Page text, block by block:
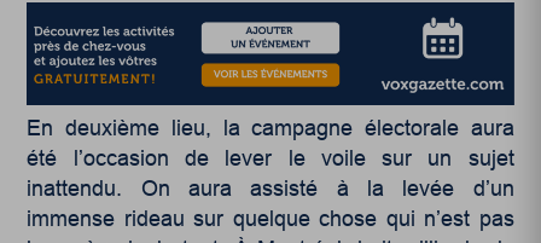
En deuxième lieu, la campagne électorale aura
été l’occasion de lever le voile sur un sujet
inattendu. On aura assisté à la levée d’un
immense rideau sur quelque chose qui n’est pas